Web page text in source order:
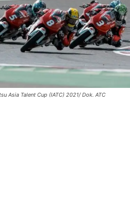
Asia Talent Cup (IATC) 2021/ Dok. ATC